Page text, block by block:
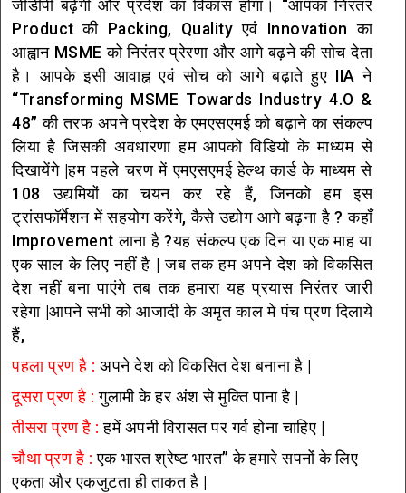
जीडीपी बढ़ेगी और प्रदेश का विकास होगा। “आपका निरंतर
Product की Packing, Quality एवं Innovation का
आह्वान MSME को निरंतर प्रेरणा और आगे बढ़ने की सोच देता
है। आपके इसी आवाह्न एवं सोच को आगे बढ़ाते हुए IIA ने
“Transforming MSME Towards Industry 4.O &
48” की तरफ अपने प्रदेश के एमएसएमई को बढ़ाने का संकल्प
लिया है जिसकी अवधारणा हम आपको विडियो के माध्यम से
दिखायेंगे |हम पहले चरण में एमएसएमई हेल्थ कार्ड के माध्यम से
108 उद्यमियों का चयन कर रहे हैं, जिनको हम इस
ट्रांसफॉर्मेशन में सहयोग करेंगे, कैसे उद्योग आगे बढ़ना है ? कहाँ
Improvement लाना है ?यह संकल्प एक दिन या एक माह या
एक साल के लिए नहीं है | जब तक हम अपने देश को विकसित
देश नहीं बना पाएंगे तब तक हमारा यह प्रयास निरंतर जारी
रहेगा |आपने सभी को आजादी के अमृत काल मे पंच प्रण दिलाये
हैं,
पहला प्रण है : अपने देश को विकसित देश बनाना है |
दूसरा प्रण है : गुलामी के हर अंश से मुक्ति पाना है |
तीसरा प्रण है : हमें अपनी विरासत पर गर्व होना चाहिए |
चौथा प्रण है : एक भारत श्रेष्ट भारत” के हमारे सपनों के लिए
एकता और एकजुटता ही ताकत है |